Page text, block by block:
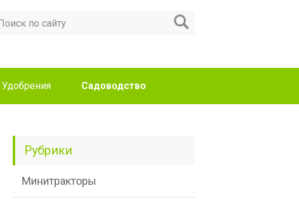
Удобрения Садоводство
Рубрики
Минитракторы